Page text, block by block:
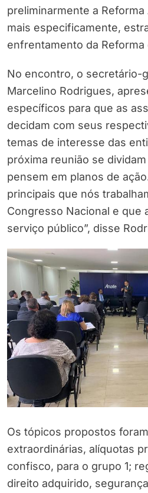
preliminarmente a
mais especificamente,
enfrentamento da Reforma
No encontro, o secretário-
Marcelino Rodrigues,
específicos para que as
decidam com seus
temas de interesse das
próxima reunião se
pensem em planos de
principais que nós
Congresso Nacional e que
serviço público”, disse
Os tópicos propostos
extraordinárias, alíquotas
confisco, para o grupo 1;
direito adquirido,